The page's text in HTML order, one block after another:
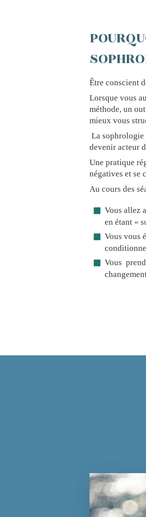
Être conscient
Lorsque vous
méthode, un
mieux vous
La sophrologie
devenir acteur
Une pratique
négatives et se
Au cours des
Vous allez
en étant «
Vous vous
Vous